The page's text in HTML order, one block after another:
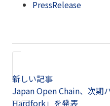
PressRelease
新しい記事
Japan Open Chain、次期
Hardfork」を発表